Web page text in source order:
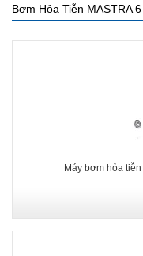
Bơm Hỏa Tiễn MASTRA
Máy bơm hỏa